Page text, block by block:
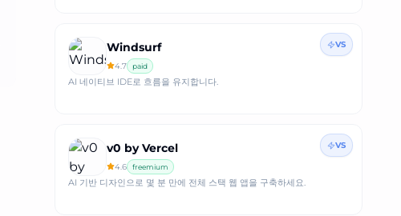
Windsurf
4.7 paid
AI 네이티브 IDE로 흐름을 유지합니다.
VS
v0 by Vercel
4.6 freemium
AI 기반 디자인으로 몇 분 만에 전체 스택 웹 앱을 구축하세요.
VS